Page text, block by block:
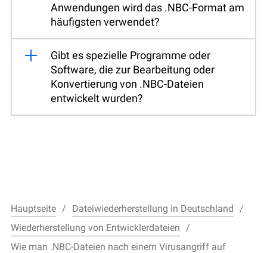
Anwendungen wird das .NBC-Format am
häufigsten verwendet?
Gibt es spezielle Programme oder
Software, die zur Bearbeitung oder
Konvertierung von .NBC-Dateien
entwickelt wurden?
Hauptseite
Dateiwiederherstellung in Deutschland
Wiederherstellung von Entwicklerdateien
Wie man .NBC-Dateien nach einem Virusangriff auf